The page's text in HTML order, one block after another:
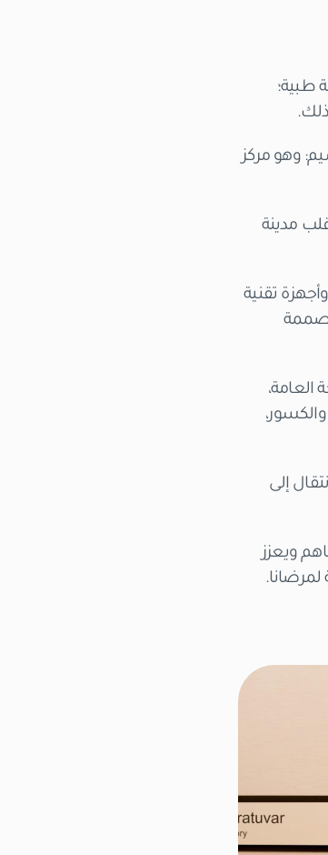
طبية؛
وهو مركز
مدينة
بسعة 93 سريراً و6 غرف عمليات وأجهزة تقنية
مصممة
إلى
ويعزز